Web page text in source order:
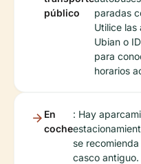
público
paradas
Utilice las
Ubian o
para
horarios
En
coche
: Hay
se
casco antiguo.